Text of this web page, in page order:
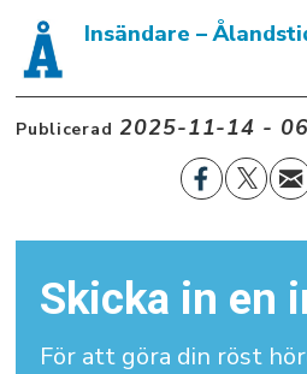
Insändare –
Publicerad 2025-11-14 -
Skicka in en
För att göra din röst